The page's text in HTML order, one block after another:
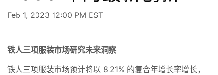
Feb 1, 2023 12:00 PM EST
铁人三项服装市场研究未来洞察
铁人三项服装市场预计将以 8.21% 的复合年增长率增长，